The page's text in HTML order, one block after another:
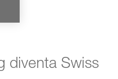
diventa Swiss